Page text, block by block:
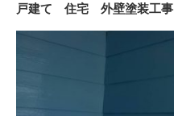
戸建て 住宅 外壁塗装工事